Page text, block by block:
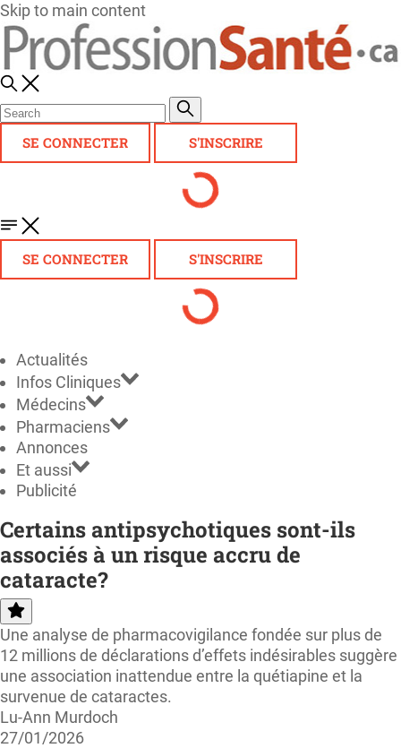
Skip to main content
SE CONNECTER S'INSCRIRE
SE CONNECTER S'INSCRIRE
Actualités
Infos Cliniques
Médecins
Pharmaciens
Annonces
Et aussi
Publicité
Certains antipsychotiques sont-ils
associés à un risque accru de
cataracte?
Une analyse de pharmacovigilance fondée sur plus de
12 millions de déclarations d’effets indésirables suggère
une association inattendue entre la quétiapine et la
survenue de cataractes.
Lu-Ann Murdoch
27/01/2026